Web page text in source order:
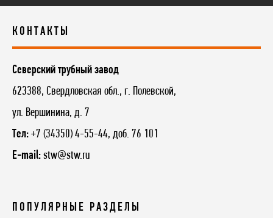
КОНТАКТЫ
Северский трубный завод
623388, Свердловская обл., г. Полевской,
ул. Вершинина, д. 7
Тел: +7 (34350) 4-55-44, доб. 76 101
E-mail: stw@stw.ru
ПОПУЛЯРНЫЕ РАЗДЕЛЫ